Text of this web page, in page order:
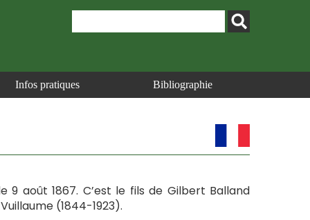
Infos pratiques Bibliographie
août 1867. C’est le fils de Gilbert Balland
(1844-1923).